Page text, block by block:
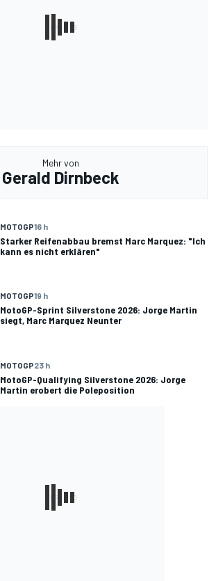
Mehr von
Gerald Dirnbeck
MOTOGP16 h
Starker Reifenabbau bremst Marc Marquez: "Ich
kann es nicht erklären"
MOTOGP19 h
MotoGP-Sprint Silverstone 2026: Jorge Martin
siegt, Marc Marquez Neunter
MOTOGP23 h
MotoGP-Qualifying Silverstone 2026: Jorge
Martin erobert die Poleposition